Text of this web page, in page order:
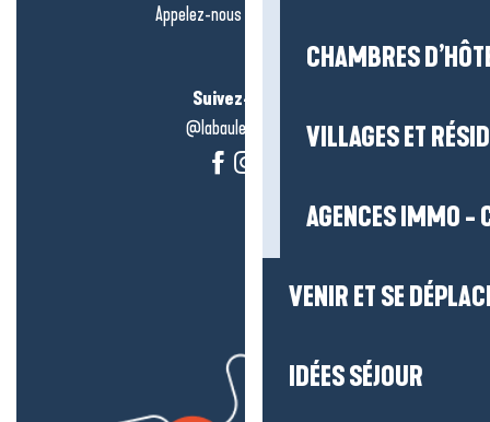
CHAMBRES
VILLAGES ET
AGENCES IMMO -
VENIR ET SE
IDÉES SÉJOUR
Appelez-nous en
Suivez-nous !
@labauleguérande